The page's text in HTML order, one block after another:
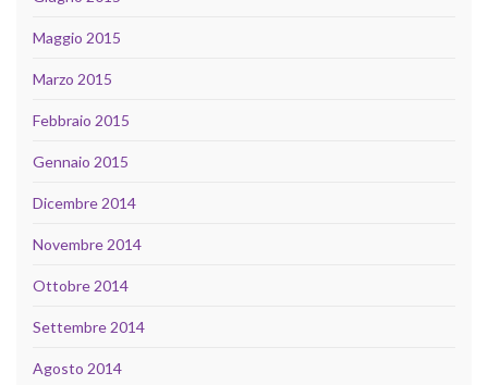
Maggio 2015
Marzo 2015
Febbraio 2015
Gennaio 2015
Dicembre 2014
Novembre 2014
Ottobre 2014
Settembre 2014
Agosto 2014